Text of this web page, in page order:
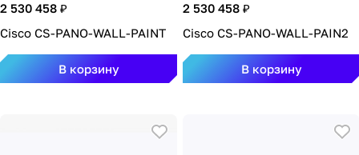
2 530 458 ₽
Cisco CS-PANO-WALL-PAINT
В корзину
2 530 458 ₽
Cisco CS-PANO-WALL-PAIN2
В корзину